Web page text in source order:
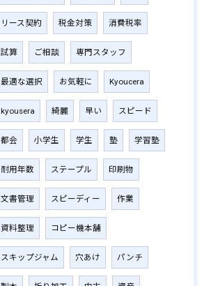
リース契約 税金対策 消費税率
試算 ご相談 専門スタッフ
最適な選択 お気軽に Kyoucera
kyousera 綺麗 早い スピード
都会 小学生 学生 塾 学習塾
耐用年数 ステープル 印刷物
文書管理 スピーディー 作業
資料整理 コピー機本舗
スキップジャム 穴あけ パンチ